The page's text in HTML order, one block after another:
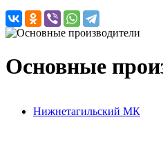
Основные
Нижнетагильский МК